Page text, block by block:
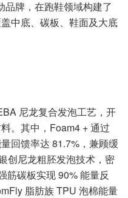
品牌，在跑鞋领域构建了
中底、碳板、鞋面及大底
尼龙复合发泡工艺，开
。其中，Foam4 + 通过
回馈率达 81.7%，兼顾缓
创尼龙粗胚发泡技术，密
筋碳板实现 90% 能量反
脂肪族 TPU 泡棉能量